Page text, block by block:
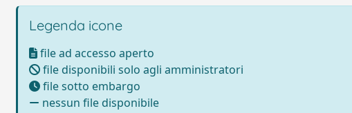
Legenda icone
file ad accesso aperto
file disponibili solo agli amministratori
file sotto embargo
nessun file disponibile